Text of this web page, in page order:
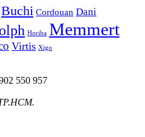
Buchi Cordouan Dani
Horiba Memmert
Virtis Xigo
550 957